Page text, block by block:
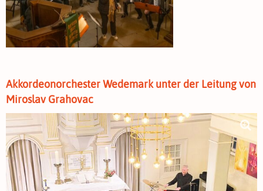
Akkordeonorchester Wedemark unter der Leitung von
Miroslav Grahovac